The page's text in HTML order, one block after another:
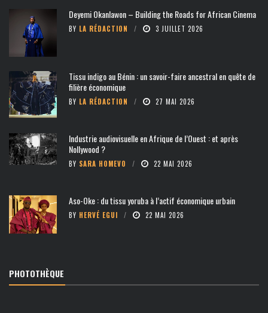
Deyemi Okanlawon – Building the Roads for African Cinema
BY LA RÉDACTION 3 JUILLET 2026
Tissu indigo au Bénin : un savoir-faire ancestral en quête de
filière économique
BY LA RÉDACTION 27 MAI 2026
Industrie audiovisuelle en Afrique de l’Ouest : et après
Nollywood ?
BY SARA HOMEVO 22 MAI 2026
Aso-Oke : du tissu yoruba à l’actif économique urbain
BY HERVÉ EGUI 22 MAI 2026
PHOTOTHÈQUE